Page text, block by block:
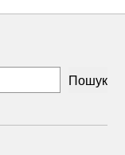
Пошук